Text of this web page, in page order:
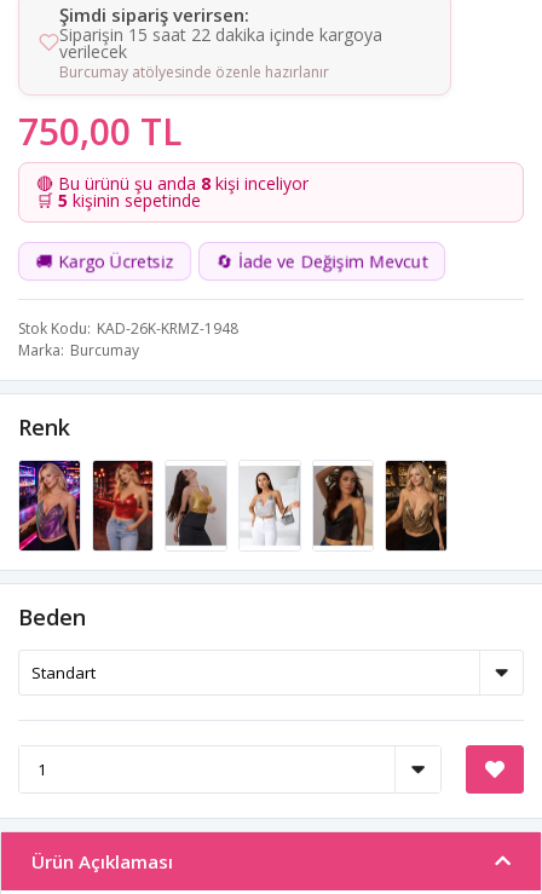
Şimdi sipariş verirsen:
Siparişin 15 saat 22 dakika içinde kargoya
verilecek
Burcumay atölyesinde özenle hazırlanır
750,00 TL
🔴 Bu ürünü şu anda 8 kişi inceliyor
🛒 5 kişinin sepetinde
🚚 Kargo Ücretsiz 🔄 İade ve Değişim Mevcut
Stok Kodu KAD-26K-KRMZ-1948
Marka Burcumay
Renk
Beden
Ürün Açıklaması